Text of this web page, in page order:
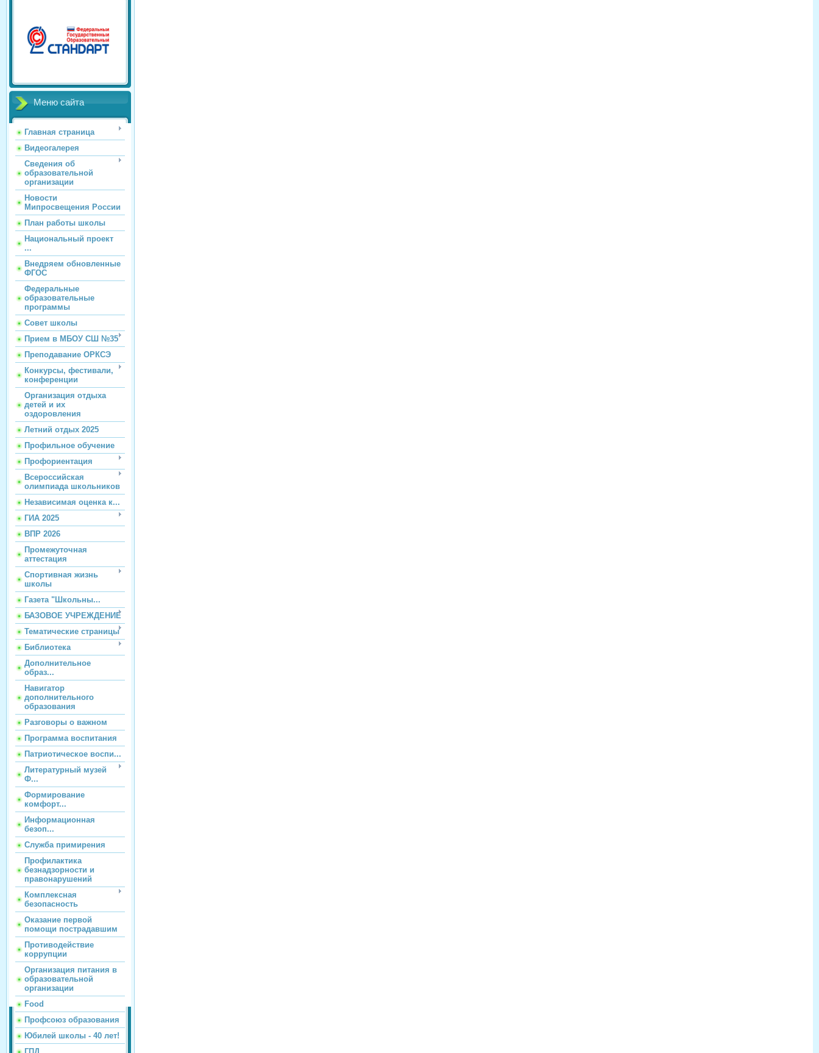
Меню сайта
Главная страница
Видеогалерея
Сведения об
образовательной
организации
Новости
Мипросвещения России
План работы школы
Национальный проект
...
Внедряем обновленные
ФГОС
Федеральные
образовательные
программы
Совет школы
Прием в МБОУ СШ №35
Преподавание ОРКСЭ
Конкурсы, фестивали,
конференции
Организация отдыха
детей и их
оздоровления
Летний отдых 2025
Профильное обучение
Профориентация
Всероссийская
олимпиада школьников
Независимая оценка к...
ГИА 2025
ВПР 2026
Промежуточная
аттестация
Спортивная жизнь
школы
Газета "Школьны...
БАЗОВОЕ УЧРЕЖДЕНИЕ
Тематические страницы
Библиотека
Дополнительное
образ...
Навигатор
дополнительного
образования
Разговоры о важном
Программа воспитания
Патриотическое воспи...
Литературный музей
Ф...
Формирование
комфорт...
Информационная
безоп...
Служба примирения
Профилактика
безнадзорности и
правонарушений
Комплексная
безопасность
Оказание первой
помощи пострадавшим
Противодействие
коррупции
Организация питания в
образовательной
организации
Food
Профсоюз образования
Юбилей школы - 40 лет!